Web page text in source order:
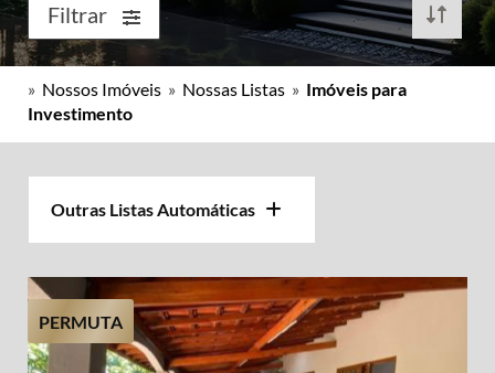
Filtrar
» Nossos Imóveis » Nossas Listas » Imóveis para
Investimento
Outras Listas Automáticas
PERMUTA